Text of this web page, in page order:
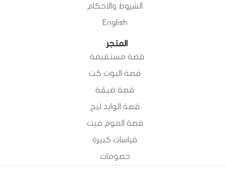
الشروط والاحكام
English
المتجر
قصة مستقيمة
قصة البوت كت
قصة ضيقة
قصة الوايد ليج
قصة الموم فيت
قياسات كبيرة
خصومات